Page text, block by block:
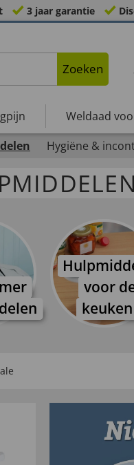
3 jaar garantie
Zoeken
Weldaad
Hygiëne &
voor
keuken